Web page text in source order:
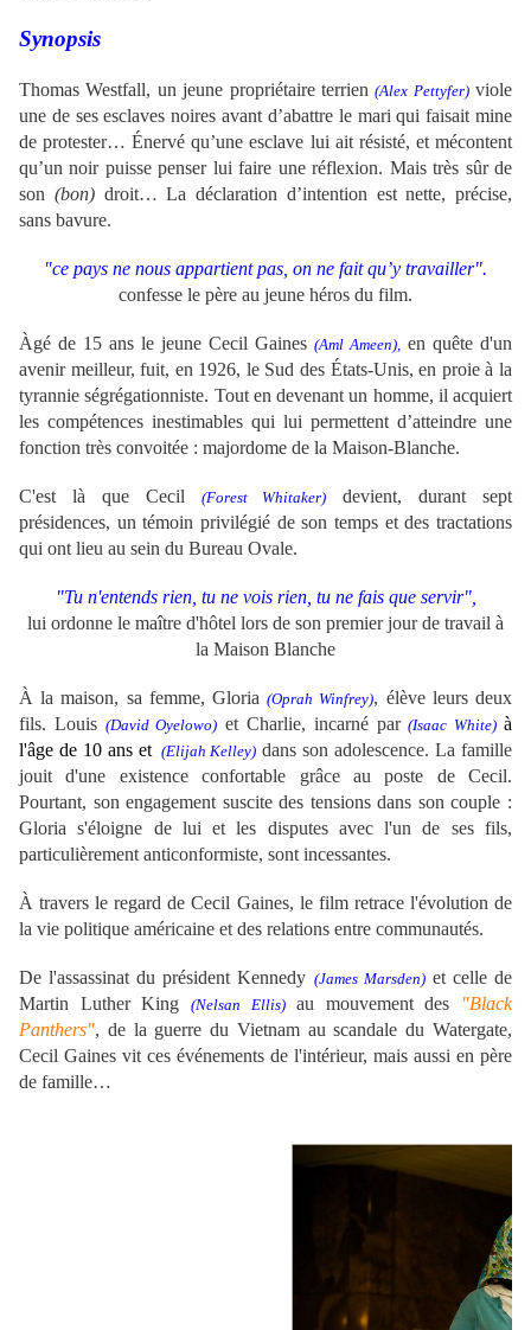
Synopsis
Thomas Westfall, un jeune propriétaire terrien(Alex Pettyfer)viole
une de ses esclaves noires avant d’abattre le mari qui faisait mine
de protester… Énervé qu’une esclave lui ait résisté, et mécontent
qu’un noir puisse penser lui faire une réflexion. Mais très sûr de
son (bon)droit… La déclaration d’intention est nette, précise,
sans bavure.
"ce pays ne nous appartient pas, on ne fait qu’y travailler".
confesse le père au jeune héros du film.
Àgé de 15 ans le jeune Cecil Gaines (Aml Ameen), en quête d'un
avenir meilleur, fuit, en 1926, le Sud des États-Unis, en proie à la
tyrannie ségrégationniste. Tout en devenant un homme, il acquiert
les compétences inestimables qui lui permettent d’atteindre une
fonction très convoitée : majordome de la Maison-Blanche.
C'est là que Cecil (Forest Whitaker) devient, durant sept
présidences, un témoin privilégié de son temps et des tractations
qui ont lieu au sein du Bureau Ovale.
"Tu n'entends rien, tu ne vois rien, tu ne fais que servir",
lui ordonne le maître d'hôtel lors de son premier jour de travail à
la Maison Blanche
À la maison, sa femme, Gloria (Oprah Winfrey), élève leurs deux
fils. Louis (David Oyelowo) et Charlie, incarné par(Isaac White) à
l'âge de 10 ans et(Elijah Kelley) dans son adolescence. La famille
jouit d'une existence confortable grâce au poste de Cecil.
Pourtant, son engagement suscite des tensions dans son couple :
Gloria s'éloigne de lui et les disputes avec l'un de ses fils,
particulièrement anticonformiste, sont incessantes.
À travers le regard de Cecil Gaines, le film retrace l'évolution de
la vie politique américaine et des relations entre communautés.
De l'assassinat du président Kennedy (James Marsden)et celle de
Martin Luther King (Nelsan Ellis)au mouvement des
"Black
Panthers", de la guerre du Vietnam au scandale du Watergate,
Cecil Gaines vit ces événements de l'intérieur, mais aussi en père
de famille…